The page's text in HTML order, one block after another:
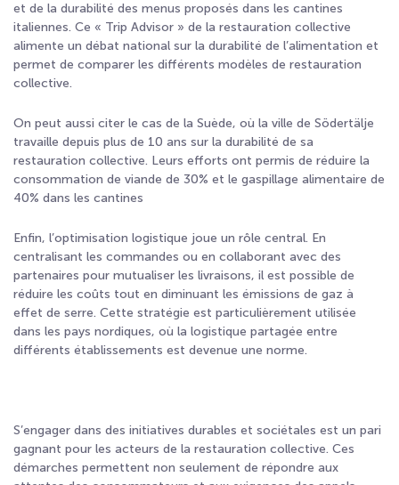
et de la durabilité des menus proposés dans les cantines
italiennes. Ce « Trip Advisor » de la restauration collective
alimente un débat national sur la durabilité de l’alimentation et
permet de comparer les différents modèles de restauration
collective.
On peut aussi citer le cas de la Suède, où la ville de Södertälje
travaille depuis plus de 10 ans sur la durabilité de sa
restauration collective. Leurs efforts ont permis de réduire la
consommation de viande de 30% et le gaspillage alimentaire de
40% dans les cantines
Enfin, l’optimisation logistique joue un rôle central. En
centralisant les commandes ou en collaborant avec des
partenaires pour mutualiser les livraisons, il est possible de
réduire les coûts tout en diminuant les émissions de gaz à
effet de serre. Cette stratégie est particulièrement utilisée
dans les pays nordiques, où la logistique partagée entre
différents établissements est devenue une norme.
S’engager dans des initiatives durables et sociétales est un pari
gagnant pour les acteurs de la restauration collective. Ces
démarches permettent non seulement de répondre aux